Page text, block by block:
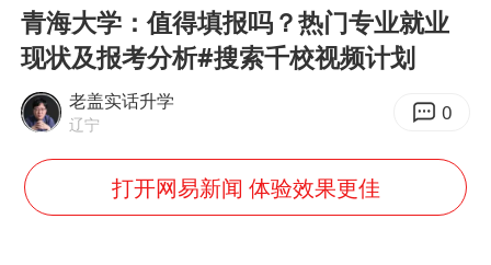
浙江台州《告全体市民书》
酒店回应车内过夜被收150元
牛津大学一纸声明甩不了锅
香港宏福苑火灾或由烟头引起
青海大学：值得填报吗？热门专业就业
现状及报考分析#搜索千校视频计划
老盖实话升学
辽宁 0
打开网易新闻 体验效果更佳